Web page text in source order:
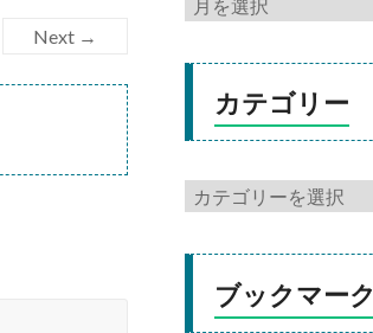
Next →
カテゴリー
ブックマーク